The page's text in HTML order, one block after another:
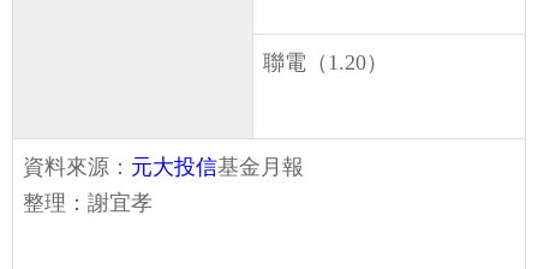
聯電（1.20）
資料來源： 元大投信基金月報
整理：謝宜孝